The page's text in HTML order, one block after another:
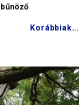
Korábbiak...